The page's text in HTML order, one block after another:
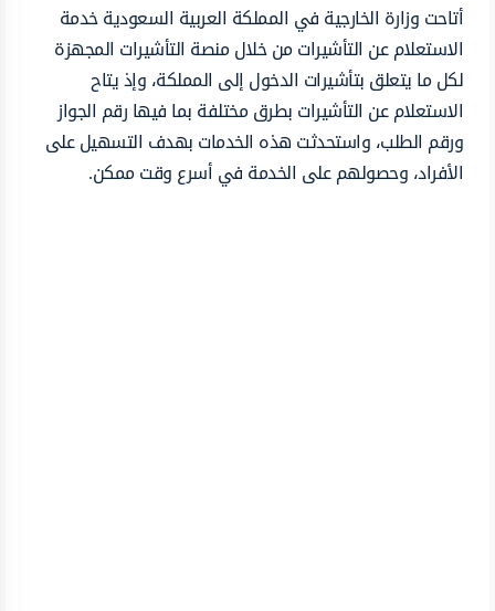
أتاحت وزارة الخارجية في المملكة العربية السعودية خدمة
الاستعلام عن التأشيرات من خلال منصة التأشيرات المجهزة
لكل ما يتعلق بتأشيرات الدخول إلى المملكة، وإذ يتاح
الاستعلام عن التأشيرات بطرق مختلفة بما فيها رقم الجواز
ورقم الطلب، واستحدثت هذه الخدمات بهدف التسهيل على
الأفراد، وحصولهم على الخدمة في أسرع وقت ممكن.